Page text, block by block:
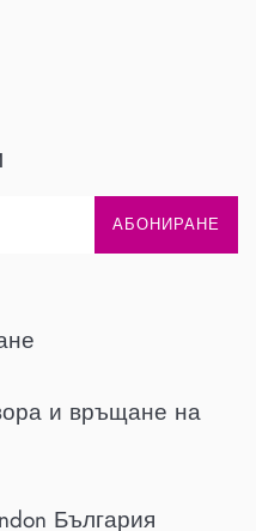
АБОНИРАНЕ
и връщане на
България